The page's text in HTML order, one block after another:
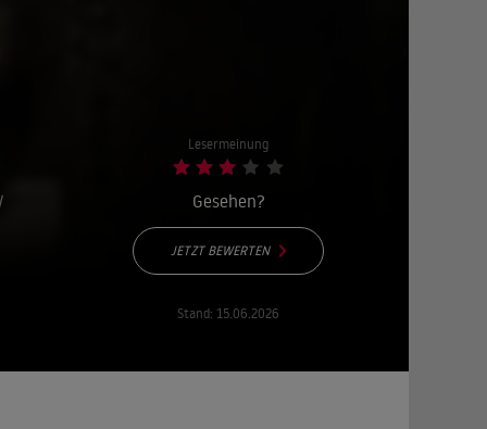
Lesermeinung
Gesehen?
JETZT BEWERTEN
Stand: 15.06.2026